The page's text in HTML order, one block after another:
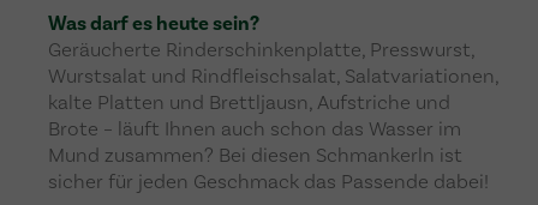
Was darf es heute sein?
Geräucherte Rinderschinkenplatte, Presswurst,
Wurstsalat und Rindfleischsalat, Salatvariationen,
kalte Platten und Brettljausn, Aufstriche und
Brote – läuft Ihnen auch schon das Wasser im
Mund zusammen? Bei diesen Schmankerln ist
sicher für jeden Geschmack das Passende dabei!